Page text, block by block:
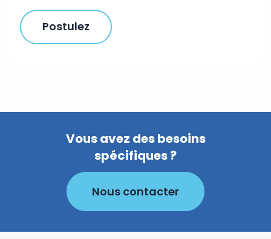
Postulez
Vous avez des besoins
spécifiques ?
Nous contacter